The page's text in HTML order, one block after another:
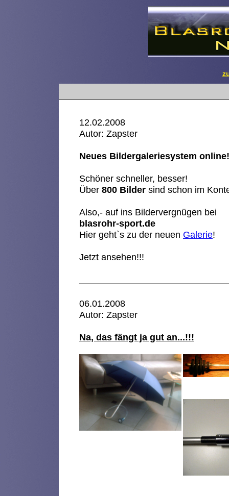
12.02.2008
Autor: Zapster
Neues Bildergaleriesystem online!
Schöner schneller, besser!
Über 800 Bilder sind schon im
Also,- auf ins Bildervergnügen bei
blasrohr-sport.de
Hier geht`s zu der neuen Galerie!
Jetzt ansehen!!!
06.01.2008
Autor: Zapster
Na, das fängt ja gut an...!!!